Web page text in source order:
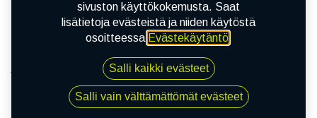
145/80R12 73T TRACMAX X PRIVILO TX2
sivuston käyttökokemusta. Saat
lisätietoja evästeistä ja niiden käytöstä
osoitteessa Evästekäytäntö.
Salli kaikki evästeet
Salli vain välttämättömät evästeet